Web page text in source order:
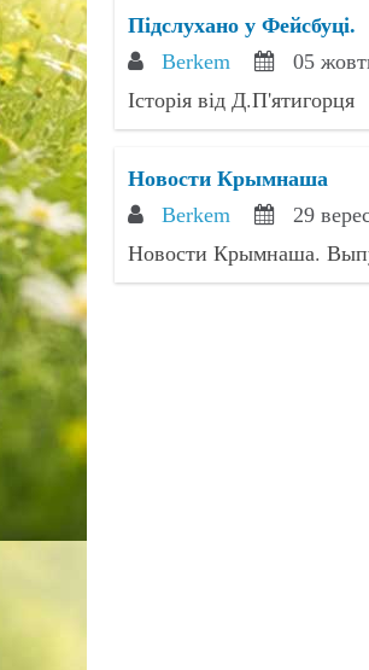
Підслухано у Фейсбуці.
Berkem 05
Історія від Д.П'ятигорця
Новости Крымнаша
Berkem 29
Новости Крымнаша.